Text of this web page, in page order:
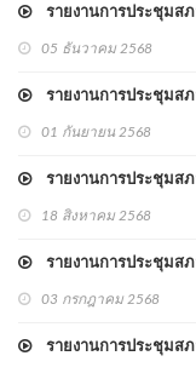
รายงานการประชุมสภ
05 ธันวาคม 2568
รายงานการประชุมสภ
01 กันยายน 2568
รายงานการประชุมสภ
18 สิงหาคม 2568
รายงานการประชุมสภ
03 กรกฎาคม 2568
รายงานการประชุมสภ